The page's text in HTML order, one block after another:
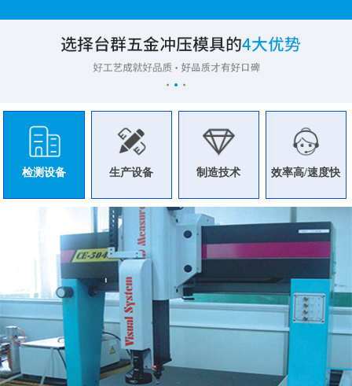
检测设备 生产设备 制造技术 效率高/速度快